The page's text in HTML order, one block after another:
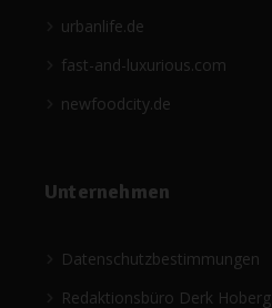
urbanlife.de
fast-and-luxurious.com
newfoodcity.de
Unternehmen
Datenschutzbestimmungen
Redaktionsbüro Derk Hoberg